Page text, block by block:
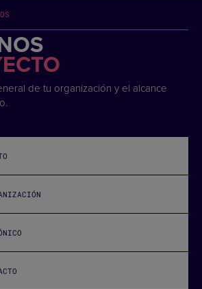
de tu organización y el alcance